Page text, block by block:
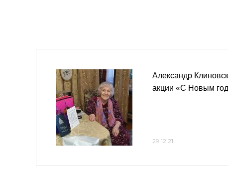
Александр
акции «С Новым
29.12.21